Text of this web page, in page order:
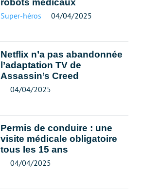
robots médicaux
Super-héros 04/04/2025
Netflix n’a pas abandonnée
l’adaptation TV de
Assassin’s Creed
04/04/2025
Permis de conduire : une
visite médicale obligatoire
tous les 15 ans
04/04/2025